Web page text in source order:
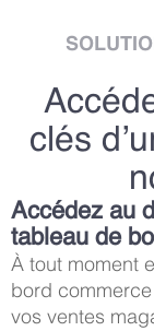
clés
Accédez au
tableau de
À tout moment
bord
vos ventes